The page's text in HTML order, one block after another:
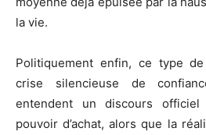
la vie.
Politiquement enfin, ce type
crise silencieuse de
entendent un discours
pouvoir d’achat, alors que la